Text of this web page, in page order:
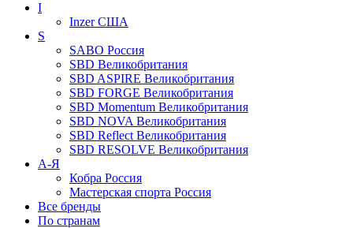
I
InzerСША
S
SABO Россия
SBD Великобритания
SBD ASPIRE Великобритания
SBD FORGE Великобритания
SBD Momentum Великобритания
SBD NOVA Великобритания
SBD Reflect Великобритания
SBD RESOLVE Великобритания
А-Я
Кобра Россия
Мастерская спорта Россия
Все бренды
По странам